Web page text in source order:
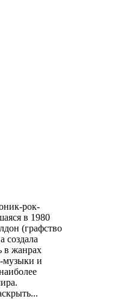
рок-
в 1980
(графство
создала
в жанрах
музыки и